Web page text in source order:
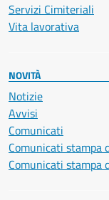
Servizi Cimiteriali
Vita lavorativa
NOVITÀ
Notizie
Avvisi
Comunicati
Comunicati stampa
Comunicati stampa